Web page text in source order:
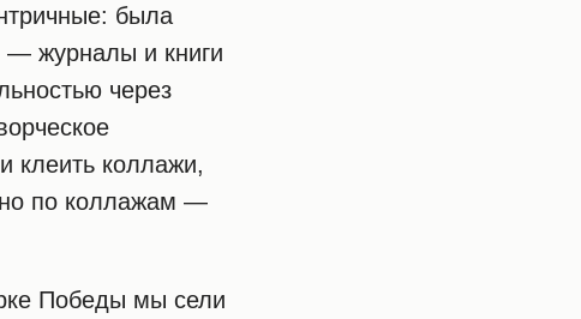
была
— журналы и книги
через
клеить коллажи,
по коллажам —
Победы мы сели